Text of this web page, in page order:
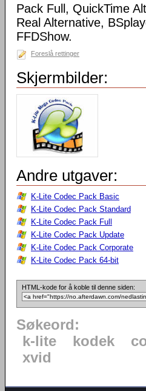
Pack Full, QuickTime
Real Alternative,
FFDShow.
Foreslå rettinger
Skjermbilder:
Andre utgaver:
K-Lite Codec Pack Basic
K-Lite Codec Pack Standard
K-Lite Codec Pack Full
K-Lite Codec Pack Update
K-Lite Codec Pack Corporate
K-Lite Codec Pack 64-bit
HTML-kode for å koble til denne siden:
Søkeord:
k-lite
kodek
xvid